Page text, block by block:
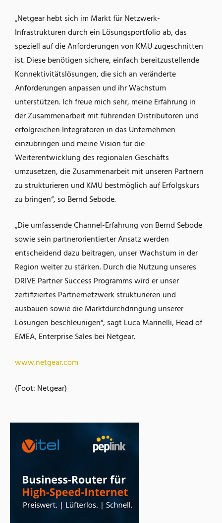
„Netgear hebt sich im Markt für Netzwerk-
Infrastrukturen durch ein Lösungsportfolio ab, das
speziell auf die Anforderungen von KMU zugeschnitten
ist. Diese benötigen sichere, einfach bereitzustellende
Konnektivitätslösungen, die sich an veränderte
Anforderungen anpassen und ihr Wachstum
unterstützen. Ich freue mich sehr, meine Erfahrung in
der Zusammenarbeit mit führenden Distributoren und
erfolgreichen Integratoren in das Unternehmen
einzubringen und meine Vision für die
Weiterentwicklung des regionalen Geschäfts
umzusetzen, die Zusammenarbeit mit unseren Partnern
zu strukturieren und KMU bestmöglich auf Erfolgskurs
zu bringen“, so Bernd Sebode.
„Die umfassende Channel-Erfahrung von Bernd Sebode
sowie sein partnerorientierter Ansatz werden
entscheidend dazu beitragen, unser Wachstum in der
Region weiter zu stärken. Durch die Nutzung unseres
DRIVE Partner Success Programms wird er unser
zertifiziertes Partnernetzwerk strukturieren und
ausbauen sowie die Marktdurchdringung unserer
Lösungen beschleunigen“, sagt Luca Marinelli, Head of
EMEA, Enterprise Sales bei Netgear.
www.netgear.com
(Foot: Netgear)